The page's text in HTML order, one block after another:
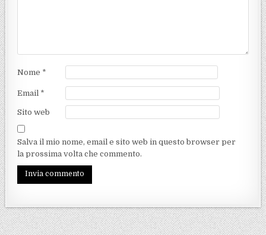
Nome *
Email *
Sito web
Salva il mio nome, email e sito web in questo browser per
la prossima volta che commento.